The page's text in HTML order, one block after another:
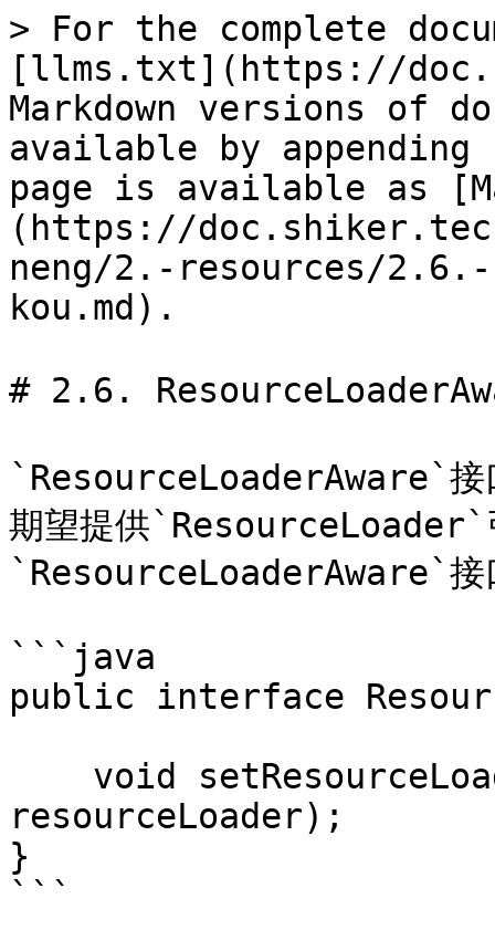
> For the complete
[llms.txt](https://
Markdown versions of
available by
page is available as
(https://
neng/2.-resources/
kou.md).
# 2.6.
`ResourceLoaderAware`接
期望提供`ResourceLoader`
`ResourceLoaderAware`接
```java
public interface
resourceLoader);
}
```